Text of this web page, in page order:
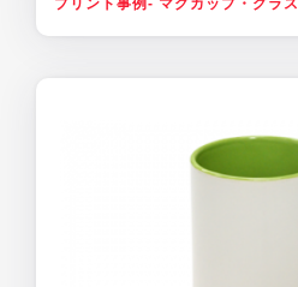
プリント事例- マグカップ・グラス